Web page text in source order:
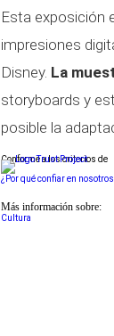
Esta exposición
impresiones
Disney. La
storyboards y
posible la
Conforme a los criterios de
¿Por qué confiar en
Más información sobre:
Cultura